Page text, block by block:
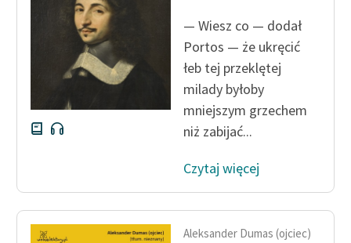
uczennic i uczniów z
niepełnosprawnościami
E-kolekcja lektur
szkolnych i literatury do
słuchania dla uczennic i
niepełnosprawnościami
Popularyzacja
feministycznej
— Wiesz co — dodał
Portos — że ukręcić
łeb tej przeklętej
milady byłoby
mniejszym grzechem
niż zabijać...
Czytaj więcej
Aleksander Dumas (ojciec)